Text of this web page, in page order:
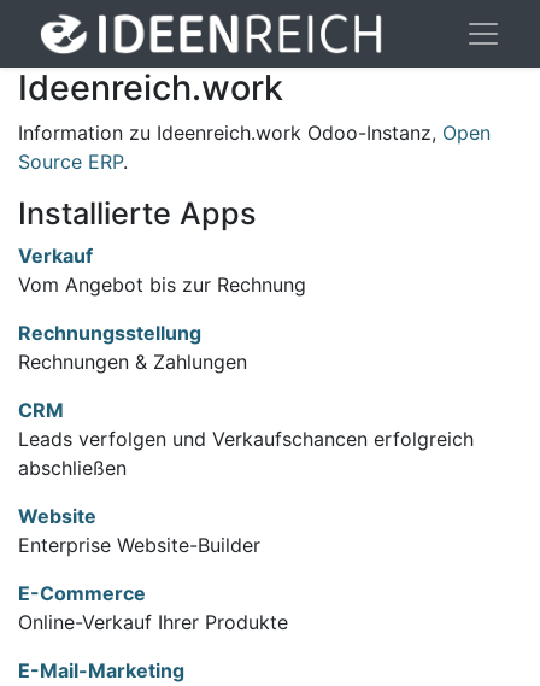
Ideenreich.work
Information zu Ideenreich.work Odoo-Instanz, Open
Source ERP.
Installierte Apps
Verkauf
Vom Angebot bis zur Rechnung
Rechnungsstellung
Rechnungen & Zahlungen
CRM
Leads verfolgen und Verkaufschancen erfolgreich
abschließen
Website
Enterprise Website-Builder
E-Commerce
Online-Verkauf Ihrer Produkte
E-Mail-Marketing